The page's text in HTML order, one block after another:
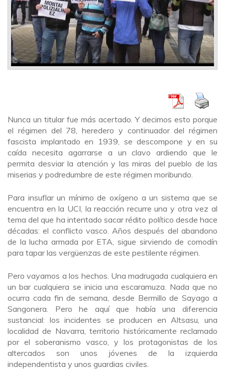
Nunca un titular fue más acertado. Y decimos esto porque
el régimen del 78, heredero y continuador del régimen
fascista implantado en 1939, se descompone y en su
caída necesita agarrarse a un clavo ardiendo que le
permita desviar la atención y las miras del pueblo de las
miserias y podredumbre de este régimen moribundo.
Para insuflar un mínimo de oxígeno a un sistema que se
encuentra en la UCI, la reacción recurre una y otra vez al
tema del que ha intentado sacar rédito político desde hace
décadas: el conflicto vasco. Años después del abandono
de la lucha armada por ETA, sigue sirviendo de comodín
para tapar las vergüenzas de este pestilente régimen.
Pero vayamos a los hechos. Una madrugada cualquiera en
un bar cualquiera se inicia una escaramuza. Nada que no
ocurra cada fin de semana, desde Bermillo de Sayago a
Sangonera. Pero he aquí que había una diferencia
sustancial: los incidentes se producen en Altsasu, una
localidad de Navarra, territorio históricamente reclamado
por el soberanismo vasco, y los protagonistas de los
altercados son unos jóvenes de la izquierda
independentista y unos guardias civiles.